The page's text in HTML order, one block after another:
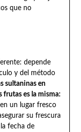
que no
depende
y del método
sultaninas en
frutas es la misma:
un lugar fresco
su frescura
fecha de